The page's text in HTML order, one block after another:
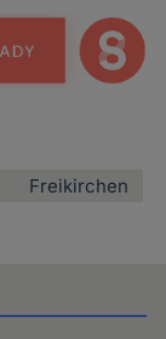
Freikirchen